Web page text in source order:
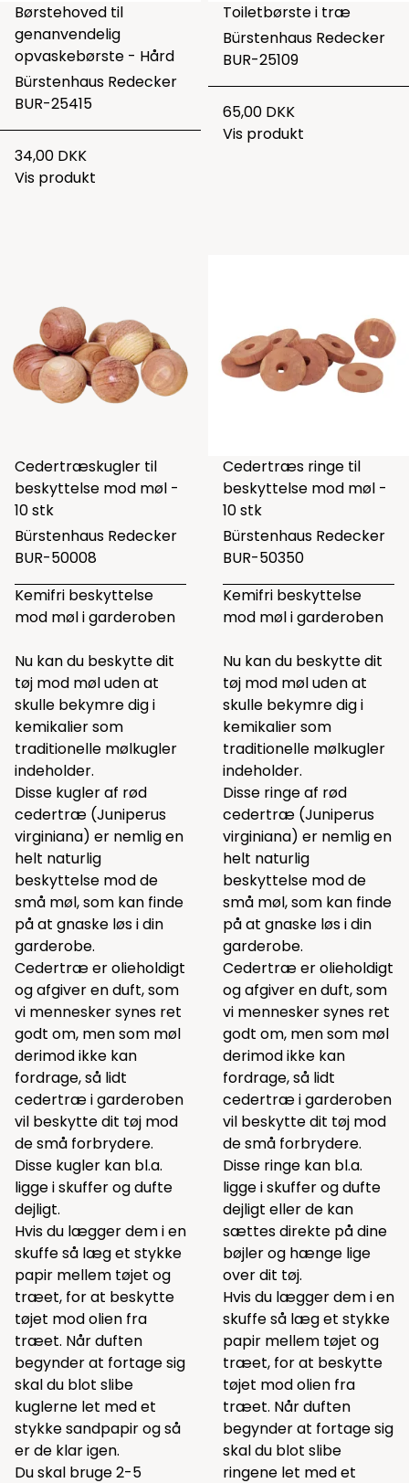
Børstehoved til
genanvendelig
opvaskebørste - Hård
Bürstenhaus Redecker
BUR-25415
34,00 DKK
Vis produkt
Toiletbørste i træ
Bürstenhaus Redecker
BUR-25109
65,00 DKK
Vis produkt
Cedertræskugler til
beskyttelse mod møl -
10 stk
Bürstenhaus Redecker
BUR-50008
Kemifri beskyttelse
mod møl i garderoben
Nu kan du beskytte dit
tøj mod møl uden at
skulle bekymre dig i
kemikalier som
traditionelle mølkugler
indeholder.
Disse kugler af rød
cedertræ (Juniperus
virginiana) er nemlig en
helt naturlig
beskyttelse mod de
små møl, som kan finde
på at gnaske løs i din
garderobe.
Cedertræ er olieholdigt
og afgiver en duft, som
vi mennesker synes ret
godt om, men som møl
derimod ikke kan
fordrage, så lidt
cedertræ i garderoben
vil beskytte dit tøj mod
de små forbrydere.
Disse kugler kan bl.a.
ligge i skuffer og dufte
dejligt.
Hvis du lægger dem i en
skuffe så læg et stykke
papir mellem tøjet og
træet, for at beskytte
tøjet mod olien fra
træet. Når duften
begynder at fortage sig
skal du blot slibe
kuglerne let med et
stykke sandpapir og så
er de klar igen.
Du skal bruge 2-5
Cedertræs ringe til
beskyttelse mod møl -
10 stk
Bürstenhaus Redecker
BUR-50350
Kemifri beskyttelse
mod møl i garderoben
Nu kan du beskytte dit
tøj mod møl uden at
skulle bekymre dig i
kemikalier som
traditionelle mølkugler
indeholder.
Disse ringe af rød
cedertræ (Juniperus
virginiana) er nemlig en
helt naturlig
beskyttelse mod de
små møl, som kan finde
på at gnaske løs i din
garderobe.
Cedertræ er olieholdigt
og afgiver en duft, som
vi mennesker synes ret
godt om, men som møl
derimod ikke kan
fordrage, så lidt
cedertræ i garderoben
vil beskytte dit tøj mod
de små forbrydere.
Disse ringe kan bl.a.
ligge i skuffer og dufte
dejligt eller de kan
sættes direkte på dine
bøjler og hænge lige
over dit tøj.
Hvis du lægger dem i en
skuffe så læg et stykke
papir mellem tøjet og
træet, for at beskytte
tøjet mod olien fra
træet. Når duften
begynder at fortage sig
skal du blot slibe
ringene let med et